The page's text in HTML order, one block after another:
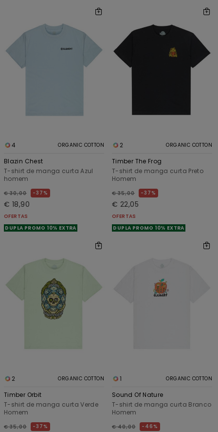
4 ORGANIC COTTON
Blazin Chest
T-shirt de manga curta Azul
homem
€ 30,00 37%
€ 18,90
OFERTAS
DUPLA PROMO 10% EXTRA
2 ORGANIC COTTON
Timber The Frog
T-shirt de manga curta Preto
Homem
€ 35,00 37%
€ 22,05
OFERTAS
DUPLA PROMO 10% EXTRA
2 ORGANIC COTTON
Timber Orbit
T-shirt de manga curta Verde
Homem
€ 35,00 37%
1 ORGANIC COTTON
Sound Of Nature
T-shirt de manga curta Branco
Homem
€ 40,00 46%